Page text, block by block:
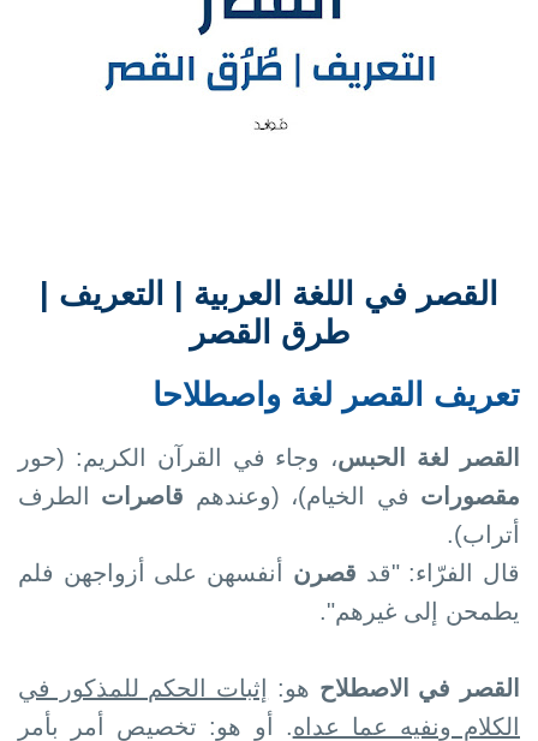
القصر في اللغة العربية | التعريف |
طرق القصر
تعريف القصر لغة واصطلاحا
القصر لغة الحبس، وجاء في القرآن الكريم: (حور
مقصورات في الخيام)، (وعندهم قاصرات الطرف
أتراب).
قال الفرّاء: "قد قصرن أنفسهن على أزواجهن فلم
يطمحن إلى غيرهم".
القصر في الاصطلاح هو:
إثبات الحكم للمذكور في
الكلام ونفيه عما عداه. أو هو: تخصيص أمر بأمر